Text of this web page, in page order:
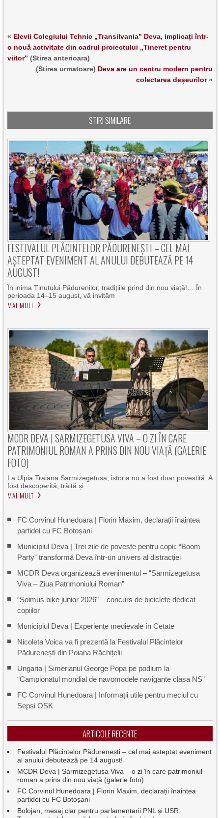
« Elevii Colegiului Tehnic „Transilvania” Deva, implicați într-
o nouă activitate din cadrul proiectului „Tineret pentru
viitor” (Stirea anterioara)
(Stirea urmatoare) Deva are un centru modern pentru
colectarea deșeurilor»
STIRI SIMILARE
FESTIVALUL PLĂCINTELOR PĂDURENEȘTI – CEL MAI
AȘTEPTAT EVENIMENT AL ANULUI DEBUTEAZĂ PE 14
AUGUST!
În inima Ținutului Pădurenilor, tradițiile prind din nou viață!… În
perioada 14–15 august, vă invităm
MAI MULT
MCDR DEVA | SARMIZEGETUSA VIVA – O ZI ÎN CARE
PATRIMONIUL ROMAN A PRINS DIN NOU VIAȚĂ (GALERIE
FOTO)
La Ulpia Traiana Sarmizegetusa, istoria nu a fost doar povestită. A
fost descoperită, trăită și
MAI MULT
FC Corvinul Hunedoara | Florin Maxim, declarații înaintea
partidei cu FC Botoșani
Municipiul Deva | Trei zile de poveste pentru copii: “Boom
Party” transformă Deva într-un univers al distracției
MCDR Deva organizează evenimentul – “Sarmizegetusa
Viva – Ziua Patrimoniului Roman”
“Șoimuș bike junior 2026” – concurs de biciclete dedicat
copiilor
Municipiul Deva | Experiențe medievale în Cetate
Nicoleta Voica va fi prezentă la Festivalul Plăcintelor
Pădurenești din Poiana Răchițelii
Ungaria | Simerianul George Popa pe podium la
“Campionatul mondial de navomodele navigante clasa NS”
FC Corvinul Hunedoara | Informații utile pentru meciul cu
Sepsi OSK
ARTICOLE RECENTE
Festivalul Plăcintelor Pădurenești – cel mai așteptat eveniment
al anului debutează pe 14 august!
MCDR Deva | Sarmizegetusa Viva – o zi în care patrimoniul
roman a prins din nou viață (galerie foto)
FC Corvinul Hunedoara | Florin Maxim, declarații înaintea
partidei cu FC Botoșani
Bolojan, mesaj clar pentru parlamentarii PNL și USR: